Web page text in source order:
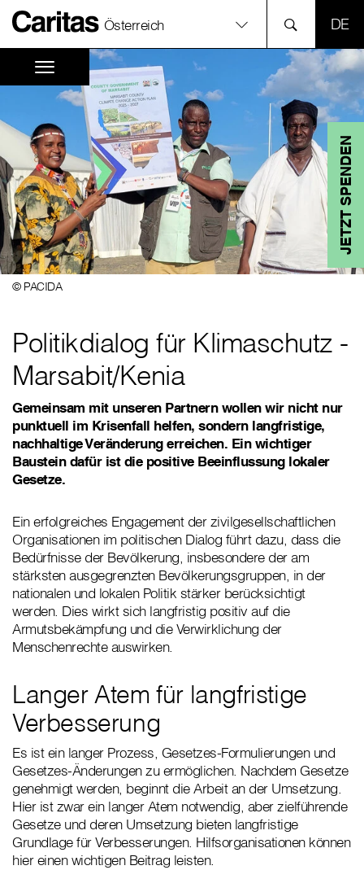
Österreich
JETZT SPENDEN
© PACIDA
Politikdialog für Klimaschutz -
Marsabit/Kenia
Gemeinsam mit unseren Partnern wollen wir nicht nur
punktuell im Krisenfall helfen, sondern langfristige,
nachhaltige Veränderung erreichen. Ein wichtiger
Baustein dafür ist die positive Beeinflussung lokaler
Gesetze.
Ein erfolgreiches Engagement der zivilgesellschaftlichen
Organisationen im politischen Dialog führt dazu, dass die
Bedürfnisse der Bevölkerung, insbesondere der am
stärksten ausgegrenzten Bevölkerungsgruppen, in der
nationalen und lokalen Politik stärker berücksichtigt
werden. Dies wirkt sich langfristig positiv auf die
Armutsbekämpfung und die Verwirklichung der
Menschenrechte auswirken.
Langer Atem für langfristige
Verbesserung
Es ist ein langer Prozess, Gesetzes-Formulierungen und
Gesetzes-Änderungen zu ermöglichen. Nachdem Gesetze
genehmigt werden, beginnt die Arbeit an der Umsetzung.
Hier ist zwar ein langer Atem notwendig, aber zielführende
Gesetze und deren Umsetzung bieten langfristige
Grundlage für Verbesserungen. Hilfsorganisationen können
hier einen wichtigen Beitrag leisten.